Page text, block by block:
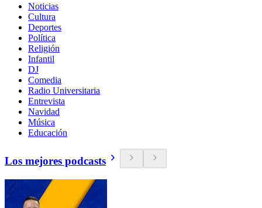
Noticias
Cultura
Deportes
Política
Religión
Infantil
DJ
Comedia
Radio Universitaria
Entrevista
Navidad
Música
Educación
Los mejores podcasts